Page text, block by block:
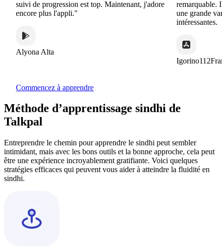
suivi de progression est top. Maintenant, j'adore
encore plus l'appli."
Alyona Alta
remarquable. Il
une grande
intéressantes.
Igorino112France
Commencez à apprendre
Méthode d’apprentissage sindhi de
Talkpal
Entreprendre le chemin pour apprendre le sindhi peut sembler
intimidant, mais avec les bons outils et la bonne approche, cela peut
être une expérience incroyablement gratifiante. Voici quelques
stratégies efficaces qui peuvent vous aider à atteindre la fluidité en
sindhi.